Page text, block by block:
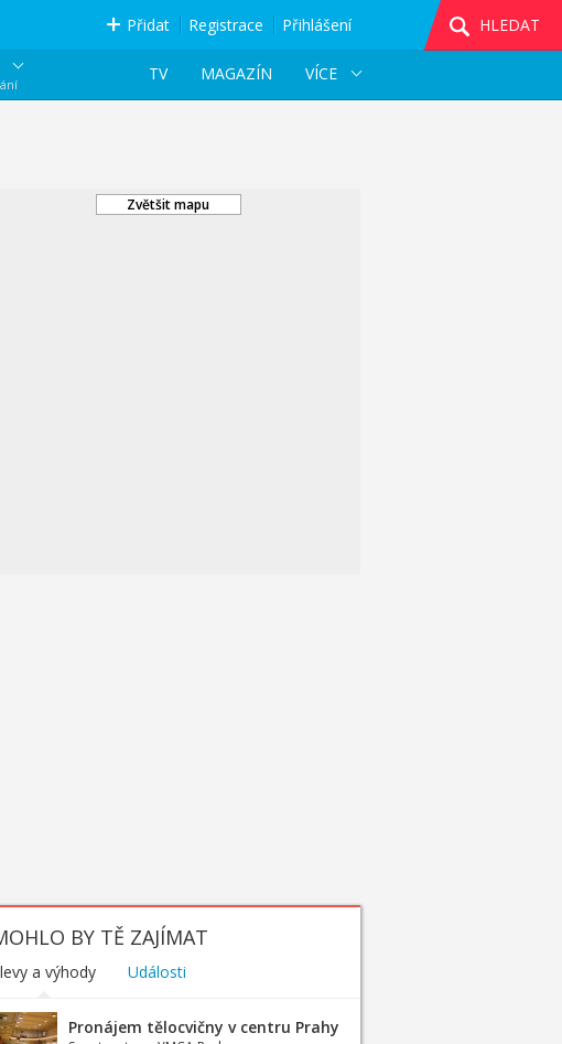
Přidat Registrace Přihlášení
HLEDAT
VÍCE
MAGAZÍN
TV
Zvětšit mapu
BY TĚ ZAJÍMAT
a výhody Události
Pronájem tělocvičny v centru Prahy